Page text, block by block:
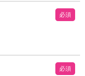
必須
必須